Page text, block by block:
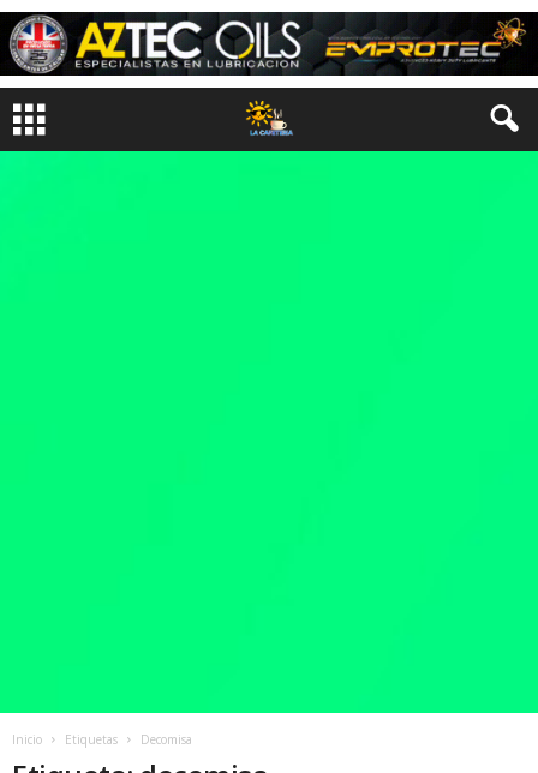
Inicio Etiquetas Decomisa